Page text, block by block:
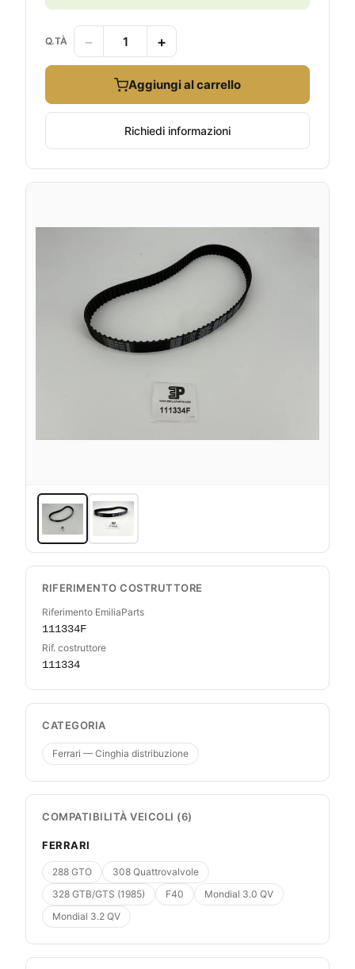
RIFERIMENTO COSTRUTTORE
Riferimento EmiliaParts
111334F
Rif. costruttore
111334
CATEGORIA
Ferrari — Cinghia distribuzione
COMPATIBILITÀ VEICOLI (6)
FERRARI
288 GTO
308 Quattrovalvole
328 GTB/GTS (1985)
F40
Mondial 3.0 QV
Mondial 3.2 QV
Q.TÀ − +
Aggiungi al carrello
Richiedi informazioni